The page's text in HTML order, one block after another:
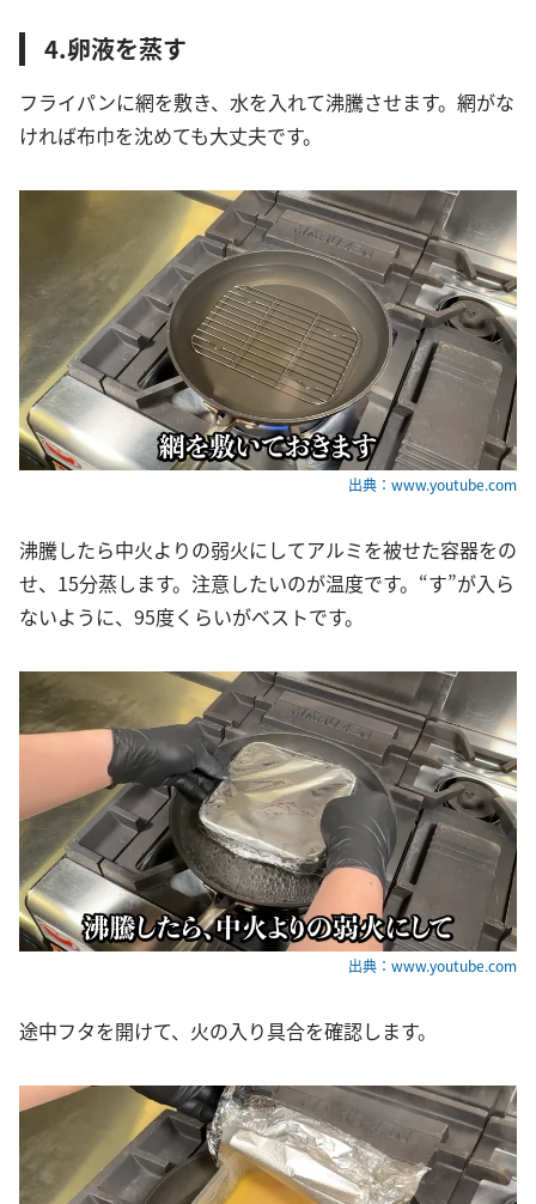
4.卵液を蒸す
フライパンに網を敷き、水を入れて沸騰させます。網がな
ければ布巾を沈めても大丈夫です。
出典：www.youtube.com
沸騰したら中火よりの弱火にしてアルミを被せた容器をの
せ、15分蒸します。注意したいのが温度です。“す”が入ら
ないように、95度くらいがベストです。
出典：www.youtube.com
途中フタを開けて、火の入り具合を確認します。